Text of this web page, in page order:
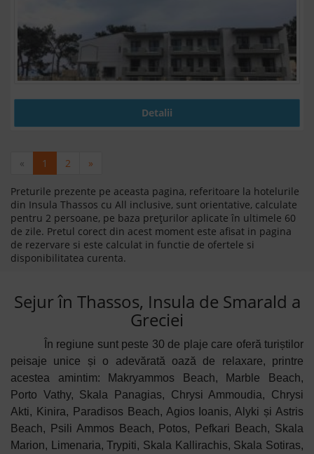
Detalii
« 1 2 »
Preturile prezente pe aceasta pagina, referitoare la hotelurile
din Insula Thassos cu All inclusive, sunt orientative, calculate
pentru 2 persoane, pe baza prețurilor aplicate în ultimele 60
de zile. Pretul corect din acest moment este afisat in pagina
de rezervare si este calculat in functie de ofertele si
disponibilitatea curenta.
Sejur în Thassos, Insula de Smarald a
Greciei
În regiune sunt peste 30 de plaje care oferă turiștilor
peisaje unice și o adevărată oază de relaxare, printre
acestea amintim:
Makryammos Beach, Marble Beach,
Porto Vathy, Skala Panagias, Chrysi Ammoudia, Chrysi
Akti, Kinira, Paradisos Beach, Agios Ioanis, Alyki și Astris
Beach, Psili Ammos Beach, Potos, Pefkari Beach, Skala
Marion, Limenaria, Trypiti, Skala Kallirachis, Skala Sotiras,